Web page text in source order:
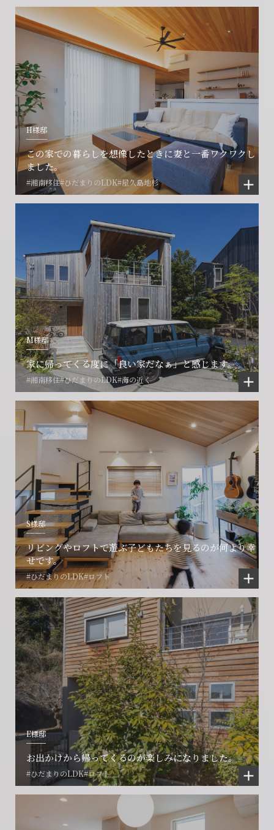
H様邸
この家での暮らしを想像したときに妻と一番ワクワクし
ました。
#湘南移住#ひだまりのLDK#屋久島地杉
M様邸
家に帰ってくる度に「良い家だなぁ」と感じます。
#湘南移住#ひだまりのLDK#海の近く
S様邸
リビングやロフトで遊ぶ子どもたちを見るのが何より幸
せです。
#ひだまりのLDK#ロフト
E様邸
お出かけから帰ってくるのが楽しみになりました。
#ひだまりのLDK#ロフト
CONTACT
お電話でのお問い合わせ
0466-24-2478
営業時間9:30~18:30 水曜定休
閉じる
CONTACT
プロコール24ご利用の方
0120-073-386
閉じる
CONTACT
賃貸管理事業部へのお問い合わせ
0466-24-2478
営業時間9:30~18:30 水曜定休
閉じる